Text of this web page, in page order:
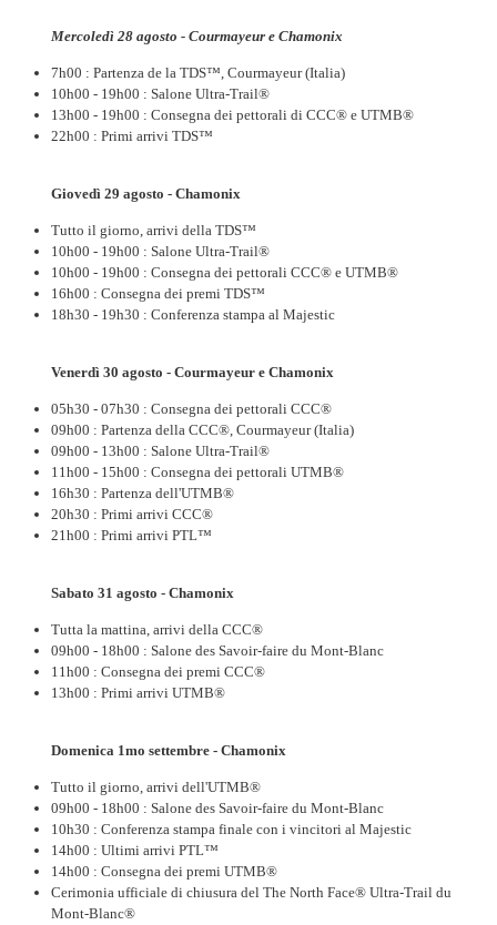
Mercoledì 28 agosto - Courmayeur e Chamonix
7h00 : Partenza de la TDS™, Courmayeur (Italia)
10h00 - 19h00 : Salone Ultra-Trail®
13h00 - 19h00 : Consegna dei pettorali di CCC® e UTMB®
22h00 : Primi arrivi TDS™
Giovedì 29 agosto - Chamonix
Tutto il giorno, arrivi della TDS™
10h00 - 19h00 : Salone Ultra-Trail®
10h00 - 19h00 : Consegna dei pettorali CCC® e UTMB®
16h00 : Consegna dei premi TDS™
18h30 - 19h30 : Conferenza stampa al Majestic
Venerdì 30 agosto - Courmayeur e Chamonix
05h30 - 07h30 : Consegna dei pettorali CCC®
09h00 : Partenza della CCC®, Courmayeur (Italia)
09h00 - 13h00 : Salone Ultra-Trail®
11h00 - 15h00 : Consegna dei pettorali UTMB®
16h30 : Partenza dell'UTMB®
20h30 : Primi arrivi CCC®
21h00 : Primi arrivi PTL™
Sabato 31 agosto - Chamonix
Tutta la mattina, arrivi della CCC®
09h00 - 18h00 : Salone des Savoir-faire du Mont-Blanc
11h00 : Consegna dei premi CCC®
13h00 : Primi arrivi UTMB®
Domenica 1mo settembre - Chamonix
Tutto il giorno, arrivi dell'UTMB®
09h00 - 18h00 : Salone des Savoir-faire du Mont-Blanc
10h30 : Conferenza stampa finale con i vincitori al Majestic
14h00 : Ultimi arrivi PTL™
14h00 : Consegna dei premi UTMB®
Cerimonia ufficiale di chiusura del The North Face® Ultra-Trail du
Mont-Blanc®